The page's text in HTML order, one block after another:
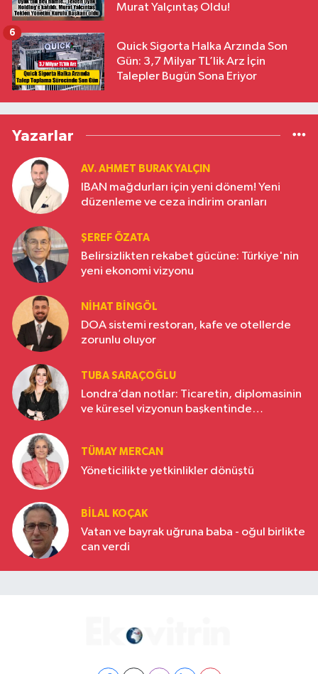
Murat Yalçıntaş Oldu!
Quick Sigorta Halka Arzında Son
Gün: 3,7 Milyar TL’lik Arz İçin
Talepler Bugün Sona Eriyor
6
Yazarlar
AV. AHMET BURAK YALÇIN
IBAN mağdurları için yeni dönem! Yeni
düzenleme ve ceza indirim oranları
ŞEREF ÖZATA
Belirsizlikten rekabet gücüne: Türkiye'nin
yeni ekonomi vizyonu
NIHAT BINGÖL
DOA sistemi restoran, kafe ve otellerde
zorunlu oluyor
TUBA SARAÇOĞLU
Londra’dan notlar: Ticaretin, diplomasinin
ve küresel vizyonun başkentinde
TÜMAY MERCAN
Yöneticilikte yetkinlikler dönüştü
BILAL KOÇAK
Vatan ve bayrak uğruna baba - oğul birlikte
can verdi